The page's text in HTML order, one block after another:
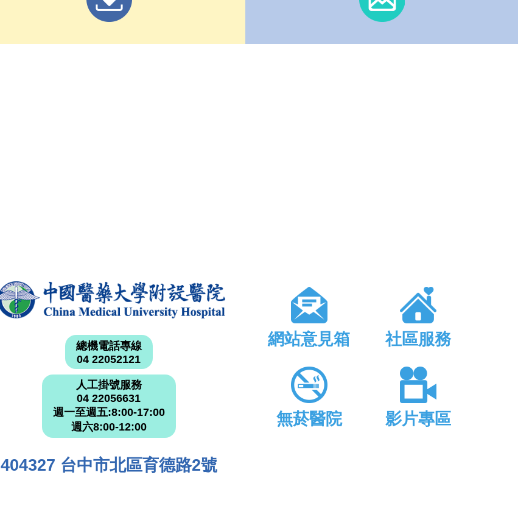
總機電話專線
04 22052121
人工掛號服務
04 22056631
週一至週五:8:00-17:00
週六8:00-12:00
404327 台中市北區育德路2號
網站意見箱 社區服務
無菸醫院 影片專區